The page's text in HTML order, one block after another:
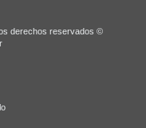
derechos reservados ©